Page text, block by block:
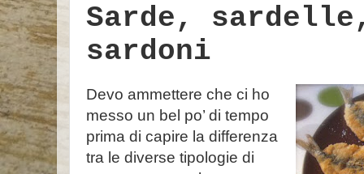
Sarde,
sardoni
Devo ammettere che ci ho
messo un bel po’ di tempo
prima di capire la differenza
tra le diverse tipologie di